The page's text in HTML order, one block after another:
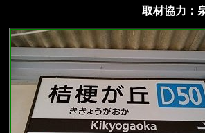
取材協力：